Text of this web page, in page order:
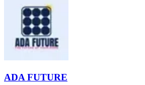
ADA FUTURE